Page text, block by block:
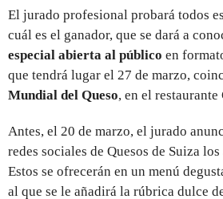
El jurado profesional probará todos
cuál es el ganador, que se dará a
especial abierta al público en
que tendrá lugar el 27 de marzo,
Mundial del Queso, en el
Antes, el 20 de marzo, el jurado
redes sociales de Quesos de Suiza los
Estos se ofrecerán en un menú
al que se le añadirá la rúbrica dulce